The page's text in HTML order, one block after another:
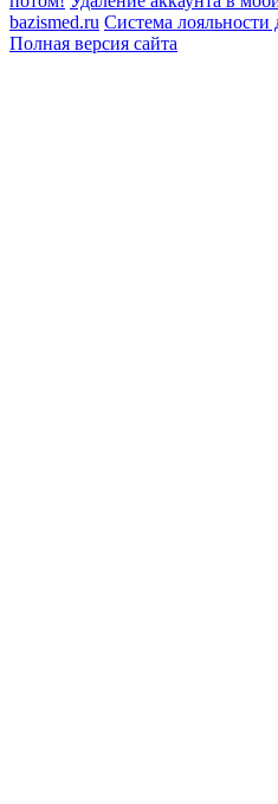
bazismed.ru Система
Полная версия сайта